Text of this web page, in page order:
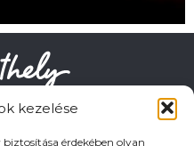
kezelése
érdekében olyan